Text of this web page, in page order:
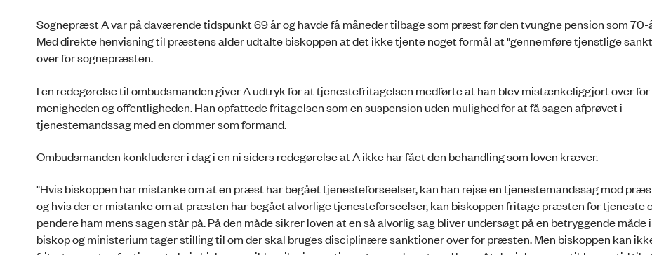
Sognepræst A var på daværende tidspunkt 69 år og havde få måneder tilbage som præst før den tvungne pen­sion som 70-
Med direkte henvisning til præstens alder ud­tal­te biskoppen at det ikke tjente noget formål at "gennemføre tjenst­lige
over for sognepræsten.
I en redegørelse til ombudsmanden giver A udtryk for at tjenestefritagelsen medførte at han blev mis­tæn­ke­lig­gjort over for
menigheden og offentligheden. Han opfattede fri­ta­gelsen som en suspension uden mulighed for at få sagen af­prø­vet i
tjenestemandssag med en dommer som formand.
Ombudsmanden konkluderer i dag i en ni siders redegørelse at A ikke har fået den behandling som loven kræver.
"Hvis biskoppen har mistanke om at en præst har begået tje­ne­ste­forseelser, kan han rejse en tjenestemandssag mod
og hvis der er mistanke om at præsten har begået alvorlige tje­ne­ste­forseelser, kan biskoppen fritage præsten for tjeneste
pen­dere ham mens sagen står på. På den måde sikrer loven at en så alvorlig sag bliver undersøgt på en betryggende måde
bis­kop og ministerium tager stilling til om der skal bruges disci­pli­næ­re sanktioner over for præsten. Men biskoppen kan